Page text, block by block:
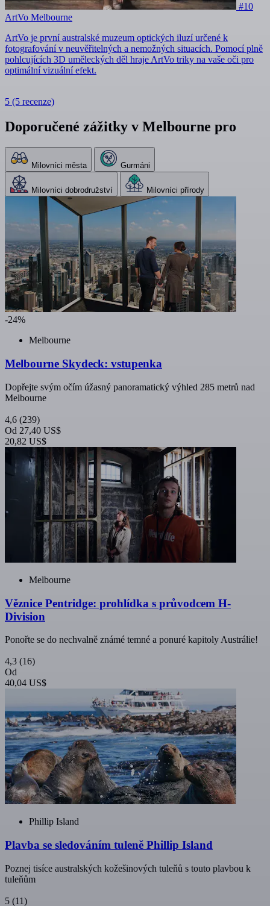
#10
ArtVo Melbourne
ArtVo je první australské muzeum optických iluzí určené k
fotografování v neuvěřitelných a nemožných situacích. Pomocí plně
pohlcujících 3D uměleckých děl hraje ArtVo triky na vaše oči pro
optimální vizuální efekt.
5 (5 recenze)
Doporučené zážitky v Melbourne pro
Milovníci města Gurmáni
Milovníci dobrodružství Milovníci přírody
-24%
Melbourne
Melbourne Skydeck: vstupenka
Dopřejte svým očím úžasný panoramatický výhled 285 metrů nad
Melbourne
4,6 (239)
Od 27,40 US$
20,82 US$
Melbourne
Věznice Pentridge: prohlídka s průvodcem H-
Division
Ponořte se do nechvalně známé temné a ponuré kapitoly Austrálie!
4,3 (16)
Od
40,04 US$
Phillip Island
Plavba se sledováním tuleně Phillip Island
Poznej tisíce australských kožešinových tuleňů s touto plavbou k
tuleňům
5 (11)